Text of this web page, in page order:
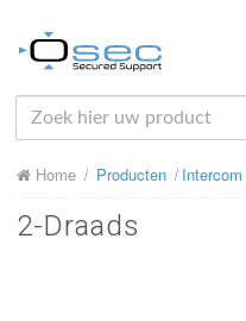
HOME
OVER ONS
NIEUWS
Home Producten Intercom
2-Draads